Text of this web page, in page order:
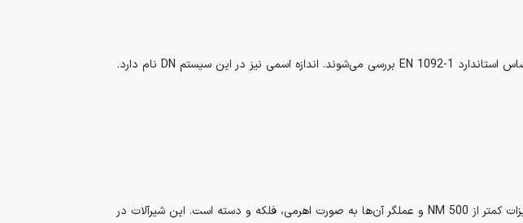
شیرآلات دستی، توسط اپراتور و با دست باز و بسته می‌شوند. گشتاور مورد نیاز برای باز و بست این تجهیزات کمتر از 500 NM و عملگر آن‌ها به صورت اهرمی، فلکه و دسته است. این شیرآلات در